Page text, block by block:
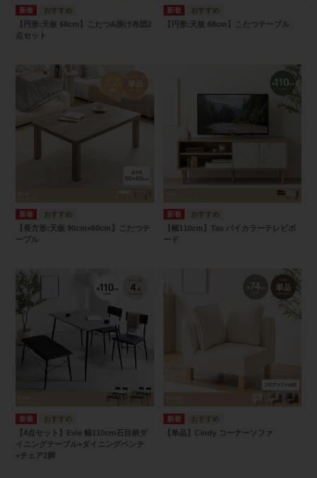
【円形:天板 68cm】こたつ&掛け布団2
点セット
【円形:天板 68cm】こたつテーブル
【長方形:天板 90cm×60cm】こたつテ
ーブル
【幅110cm】Tas バイカラーテレビボ
ード
【4点セット】Evie 幅110cm石目柄ダ
イニングテーブル+ダイニングベンチ
+チェア2脚
【単品】Cindy コーナーソファ